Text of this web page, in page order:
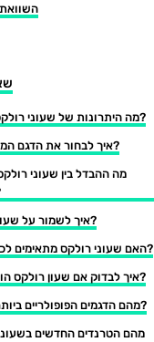
מה היתרונות של שעוני רולקס לנשים?
איך לבחור את הדגם המתאים לי?
מה ההבדל בין שעוני
איך לשמור על שעון רולקס?
האם שעוני רולקס מתאימים לכל אירוע?
איך לבדוק אם שעון רולקס הוא מקורי?
מהם הדגמים הפופולריים ביותר לנשים?
מהם הטרנדים החדשים